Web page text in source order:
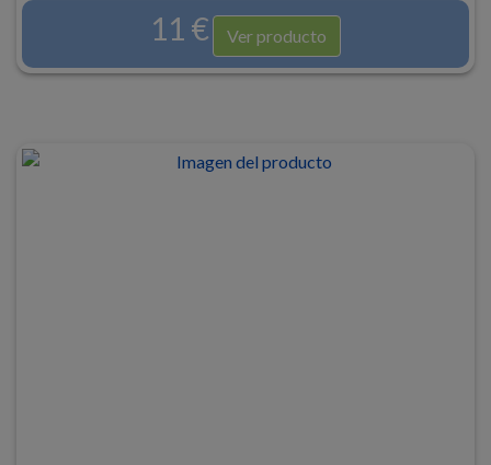
11 € Ver producto